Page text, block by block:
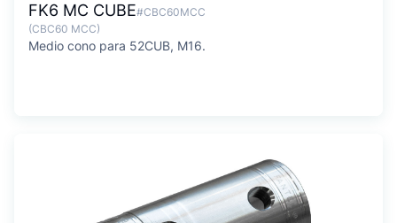
FK6 MC CUBE#CBC60MCC
(CBC60 MCC)
Medio cono para 52CUB, M16.